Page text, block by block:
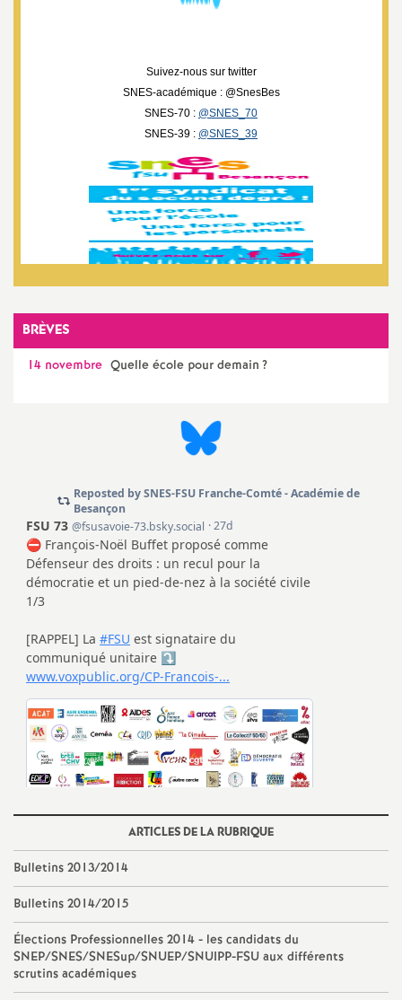
Suivez-nous sur twitter
SNES-académique : @SnesBes
SNES-70 : @SNES_70
SNES-39 : @SNES_39
BRÈVES
14 novembre Quelle école pour demain ?
ARTICLES DE LA RUBRIQUE
Bulletins 2013/2014
Bulletins 2014/2015
Élections Professionnelles 2014 - les candidats du
SNEP/SNES/SNESup/SNUEP/SNUIPP-FSU aux différents
scrutins académiques